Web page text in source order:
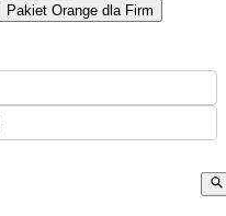
Pakiet Orange dla Firm